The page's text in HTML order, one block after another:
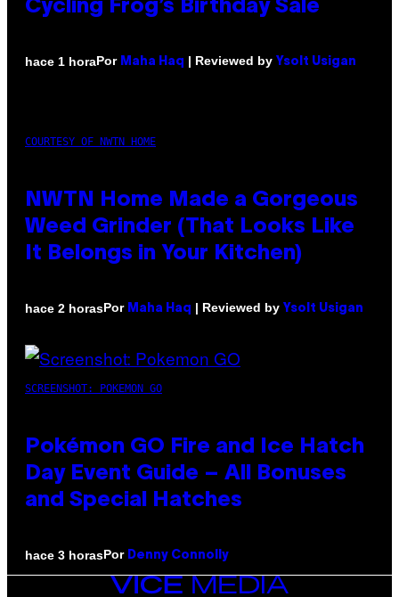
Cycling Frog’s Birthday Sale
hace 1 horaPor Maha Haq | Reviewed by Ysolt Usigan
COURTESY OF NWTN HOME
NWTN Home Made a Gorgeous
Weed Grinder (That Looks Like
It Belongs in Your Kitchen)
hace 2 horasPor Maha Haq | Reviewed by Ysolt Usigan
SCREENSHOT: POKEMON GO
Pokémon GO Fire and Ice Hatch
Day Event Guide – All Bonuses
and Special Hatches
hace 3 horasPor Denny Connolly
VICE